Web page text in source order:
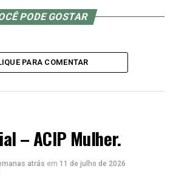
PODE GOSTAR
PARA COMENTAR
– ACIP Mulher.
atrás em 11 de julho de 2026